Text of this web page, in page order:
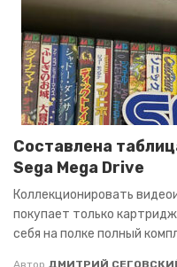
Составлена
Sega Mega Drive
Коллекционировать
покупает только
себя на полке полный